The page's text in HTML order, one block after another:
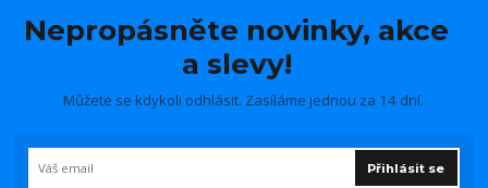
Nepropásněte novinky, akce
a slevy!
Můžete se kdykoli odhlásit. Zasíláme jednou za 14 dní.
Přihlásit se